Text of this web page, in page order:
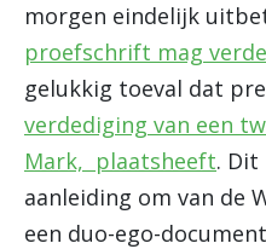
morgen eindelijk
proefschrift mag
gelukkig toeval dat
verdediging van een
Mark, plaatsheeft. Dit
aanleiding om van de
een duo-ego-